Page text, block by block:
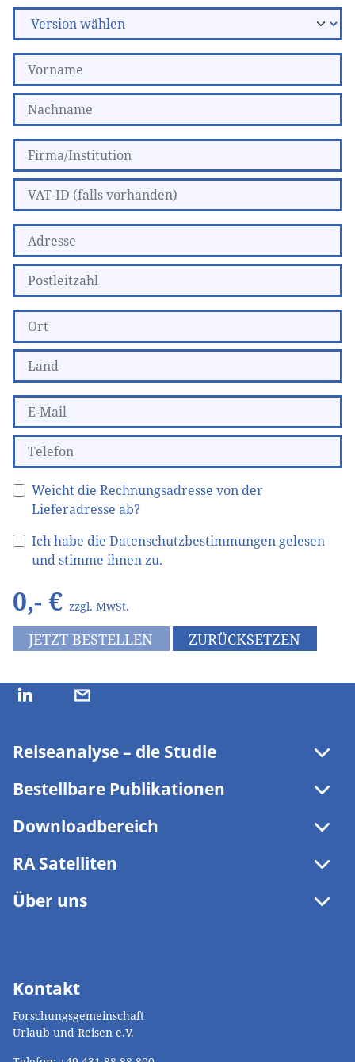
Weicht die Rechnungsadresse von der
Lieferadresse ab?
Ich habe die Datenschutzbestimmungen gelesen
und stimme ihnen zu.
0,- € zzgl. MwSt.
JETZT BESTELLEN ZURÜCKSETZEN
Reiseanalyse – die Studie
Modulthemen
Bestellbare Publikationen
Downloadbereich
RA Satelliten
Über uns
Kontakt
Forschungsgemeinschaft
Urlaub und Reisen e.V.